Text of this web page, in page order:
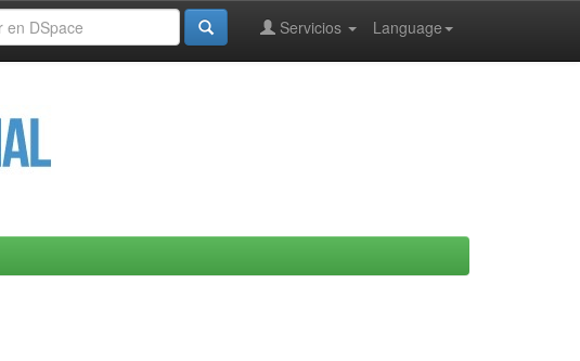
Language
Servicios